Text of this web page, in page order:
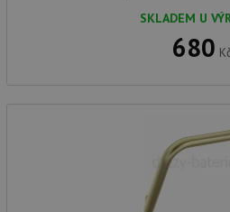
SKLADEM U
680